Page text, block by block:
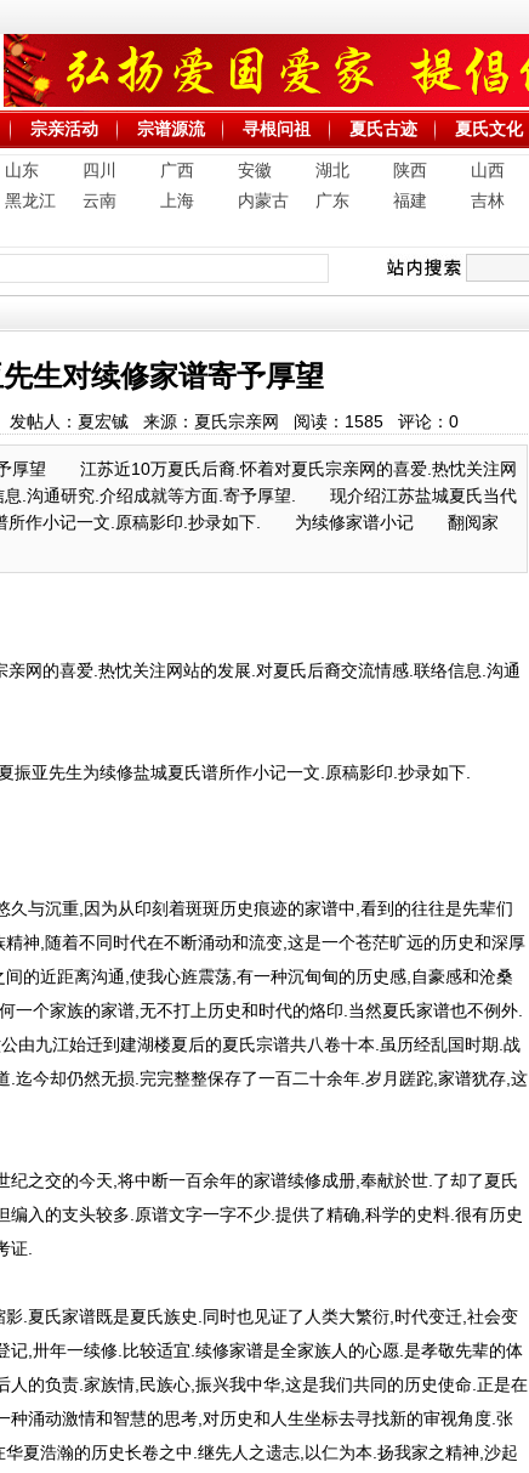
宗亲活动 宗谱源流 寻根问祖 夏氏古迹 夏氏文化
山东 四川 广西 安徽 湖北 陕西 山西
黑龙江 云南 上海 内蒙古 广东 福建 吉林
生对续修家谱寄予厚望
帖人：夏宏铖 来源：夏氏宗亲网 阅读： 1585评论： 0
厚望 江苏近10万夏氏后裔.怀着对夏氏宗亲网的喜爱.热忱关注网
息.沟通研究.介绍成就等方面.寄予厚望. 现介绍江苏盐城夏氏当代
谱所作小记一文.原稿影印.抄录如下. 为续修家谱小记 翻阅家
的喜爱.热忱关注网站的发展.对夏氏后裔交流情感.联络信息.沟通
亚先生为续修盐城夏氏谱所作小记一文.原稿影印.抄录如下.
与沉重,因为从印刻着斑斑历史痕迹的家谱中,看到的往往是先辈们
神,随着不同时代在不断涌动和流变,这是一个苍茫旷远的历史和深厚
的近距离沟通,使我心旌震荡,有一种沉甸甸的历史感,自豪感和沧桑
一个家族的家谱,无不打上历史和时代的烙印.当然夏氏家谱也不例外.
由九江始迁到建湖楼夏后的夏氏宗谱共八卷十本.虽历经乱国时期.战
.迄今却仍然无损.完完整整保存了一百二十余年.岁月蹉跎,家谱犹存,这
之交的今天,将中断一百余年的家谱续修成册,奉献於世.了却了夏氏
入的支头较多.原谱文字一字不少.提供了精确,科学的史料.很有历史
证.
夏氏家谱既是夏氏族史.同时也见证了人类大繁衍,时代变迁,社会变
记,卅年一续修.比较适宜.续修家谱是全家族人的心愿.是孝敬先辈的体
人的负责.家族情,民族心,振兴我中华,这是我们共同的历史使命.正是在
种涌动激情和智慧的思考,对历史和人生坐标去寻找新的审视角度.张
夏浩瀚的历史长卷之中.继先人之遗志,以仁为本.扬我家之精神,沙起